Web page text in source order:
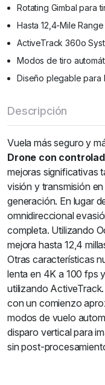
Rotating Gimbal para
Hasta 12,4-Mile
ActiveTrack 360o
Modos de tiro
Diseño plegable para
Descripción
Vuela más seguro y
Drone con
mejoras significativas
visión y transmisión
generación. En lugar
omnidireccional
completa. Utilizando
mejora hasta 12,4
Otras características
lenta en 4K a 100 fps
utilizando
con un comienzo
modos de vuelo
disparo vertical para
sin post-